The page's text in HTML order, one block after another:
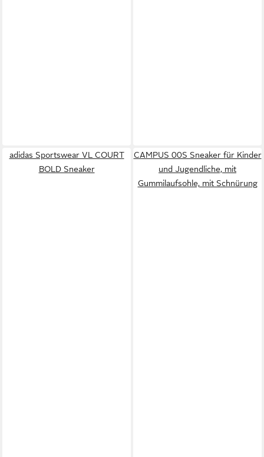
adidas Sportswear VL COURT
BOLD Sneaker
CAMPUS 00S Sneaker für Kinder
und Jugendliche, mit
Gummilaufsohle, mit Schnürung